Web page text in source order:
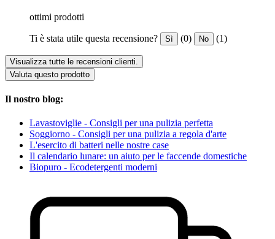
ottimi prodotti
Ti è stata utile questa recensione? Sì (0) No (1)
Visualizza tutte le recensioni clienti.
Valuta questo prodotto
Il nostro blog:
Lavastoviglie - Consigli per una pulizia perfetta
Soggiorno - Consigli per una pulizia a regola d'arte
L'esercito di batteri nelle nostre case
Il calendario lunare: un aiuto per le faccende domestiche
Biopuro - Ecodetergenti moderni